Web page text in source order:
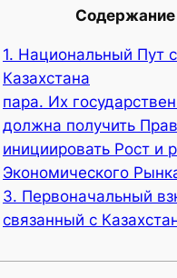
Содержание
1. Национальный Пут
Казахстана
пара. Их
должна получить
инициировать Рост и
Экономического
3. Первоначальный
связанный с